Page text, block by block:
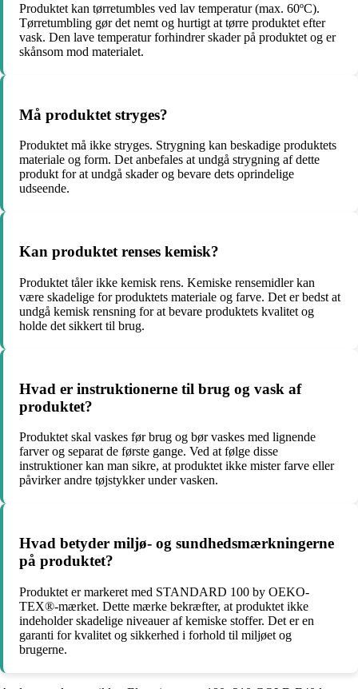
Produktet kan tørretumbles ved lav temperatur (max. 60ºC).
Tørretumbling gør det nemt og hurtigt at tørre produktet efter
vask. Den lave temperatur forhindrer skader på produktet og er
skånsom mod materialet.
Må produktet stryges?
Produktet må ikke stryges. Strygning kan beskadige produktets
materiale og form. Det anbefales at undgå strygning af dette
produkt for at undgå skader og bevare dets oprindelige
udseende.
Kan produktet renses kemisk?
Produktet tåler ikke kemisk rens. Kemiske rensemidler kan
være skadelige for produktets materiale og farve. Det er bedst at
undgå kemisk rensning for at bevare produktets kvalitet og
holde det sikkert til brug.
Hvad er instruktionerne til brug og vask af
produktet?
Produktet skal vaskes før brug og bør vaskes med lignende
farver og separat de første gange. Ved at følge disse
instruktioner kan man sikre, at produktet ikke mister farve eller
påvirker andre tøjstykker under vasken.
Hvad betyder miljø- og sundhedsmærkningerne
på produktet?
Produktet er markeret med STANDARD 100 by OEKO-
TEX®-mærket. Dette mærke bekræfter, at produktet ikke
indeholder skadelige niveauer af kemiske stoffer. Det er en
garanti for kvalitet og sikkerhed i forhold til miljøet og
brugerne.